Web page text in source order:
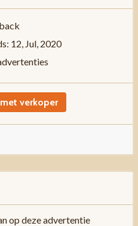
12, Jul, 2020
verkoper
op deze advertentie